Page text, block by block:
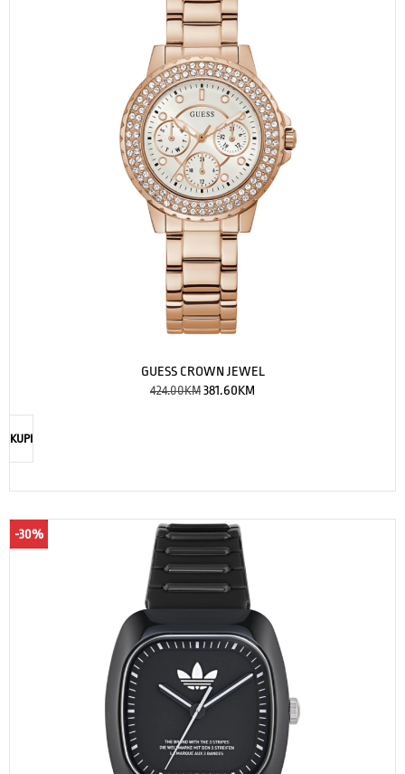
GUESS CROWN JEWEL
424.00KM381.60KM
KUPI
-30%